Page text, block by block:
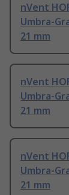
nVent
Umbra-
21 mm
nVent
Umbra-
21 mm
nVent
Umbra-
21 mm